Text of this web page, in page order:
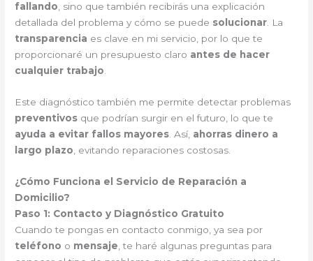
fallando , sino que también recibirás una explicación
detallada del problema y cómo se puede solucionar . La
transparencia es clave en mi servicio, por lo que te
proporcionaré un presupuesto claro antes de hacer
cualquier trabajo
Este diagnóstico también me permite detectar problemas
preventivos que podrían surgir en el futuro, lo que te
ayuda a evitar fallos mayores . Así, ahorras dinero a
largo plazo , evitando reparaciones costosas.
¿Cómo Funciona el Servicio de Reparación a
Domicilio?
Paso 1: Contacto y Diagnóstico Gratuito
Cuando te pongas en contacto conmigo, ya sea por
teléfono o mensaje , te haré algunas preguntas para